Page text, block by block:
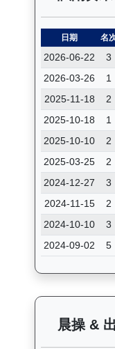
日期 名
2026-06-22 3
2026-03-26
1
2025-11-18
2
2025-10-18
1
2025-10-10
2
2025-03-25
2
2024-12-27
3
2024-11-15
2
2024-10-10
3
2024-09-02
5
晨操 &